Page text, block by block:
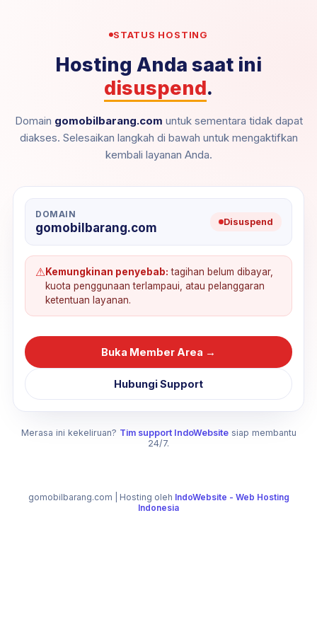
STATUS HOSTING
Hosting Anda saat ini
disuspend.
Domain gomobilbarang.com untuk sementara tidak dapat
diakses. Selesaikan langkah di bawah untuk mengaktifkan
kembali layanan Anda.
DOMAIN
gomobilbarang.com Disuspend
⚠Kemungkinan penyebab: tagihan belum dibayar,
kuota penggunaan terlampaui, atau pelanggaran
ketentuan layanan.
Buka Member Area →
Hubungi Support
Merasa ini kekeliruan? Tim support IndoWebsitesiap membantu
24/7.
gomobilbarang.com | Hosting oleh IndoWebsite - Web Hosting
Indonesia